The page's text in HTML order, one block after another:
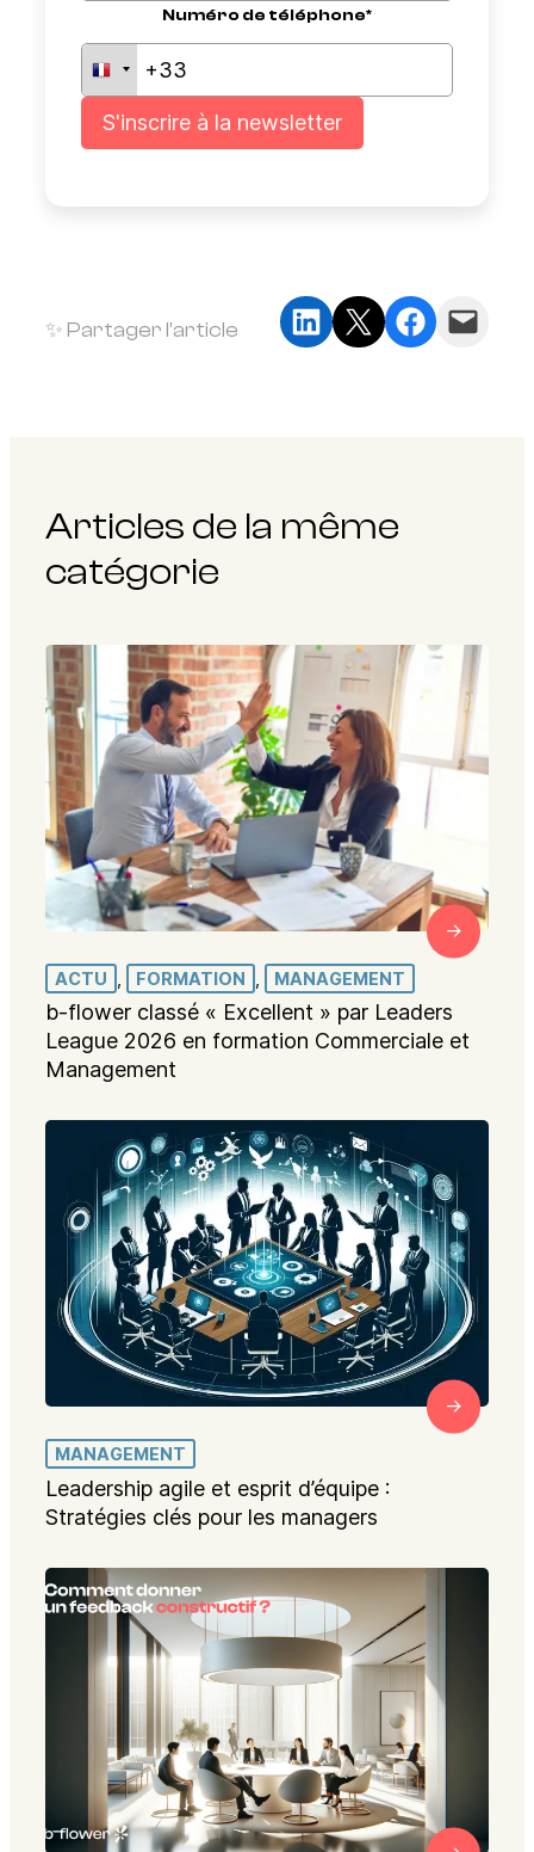
Numéro de téléphone*
✨ Partager l’article Partager sur LinkedIn
Partager sur X Partager sur
Envoyer cette page par e-mail
Articles de la même
catégorie
ACTU FORMATION MANAGEMENT
b-flower classé « Excellent » par Leaders
League 2026 en formation Commerciale et
Management
MANAGEMENT
Leadership agile et esprit d’équipe :
Stratégies clés pour les managers